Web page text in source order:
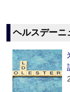
ヘルスデーニ